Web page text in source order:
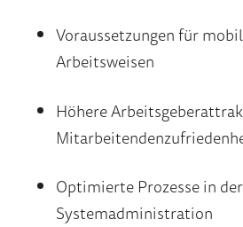
Voraussetzungen für
Arbeitsweisen
Höhere
Optimierte Prozesse in der
Systemadministration